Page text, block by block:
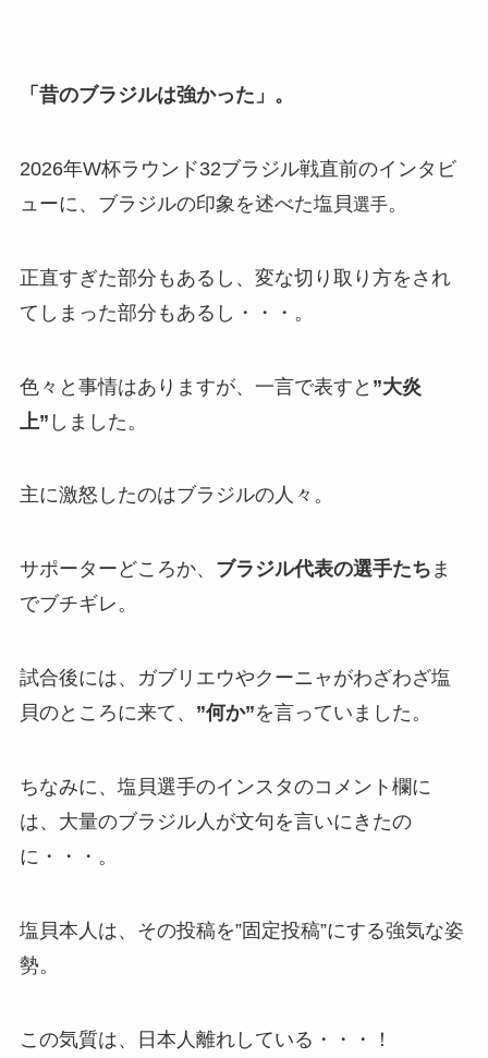
「昔のブラジルは強かった」。
2026年W杯ラウンド32ブラジル戦直前のインタビ
ューに、ブラジルの印象を述べた塩貝選手。
正直すぎた部分もあるし、変な切り取り方をされ
てしまった部分もあるし・・・。
色々と事情はありますが、一言で表すと ”大炎
上” しました。
主に激怒したのはブラジルの人々。
サポーターどころか、 ブラジル代表の選手たち ま
でブチギレ。
試合後には、ガブリエウやクーニャがわざわざ塩
貝のところに来て、 ”何か”を言っていました。
ちなみに、塩貝選手のインスタのコメント欄に
は、大量のブラジル人が文句を言いにきたの
に・・・。
塩貝本人は、その投稿を”固定投稿”にする強気な姿
勢。
この気質は、日本人離れしている・・・！